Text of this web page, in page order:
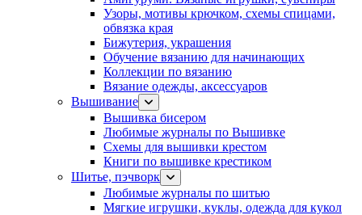
Узоры, мотивы крючком, схемы спицами,
обвязка края
Бижутерия, украшения
Обучение вязанию для начинающих
Коллекции по вязанию
Вязание одежды, аксессуаров
Вышивание
Вышивка бисером
Любимые журналы по Вышивке
Схемы для вышивки крестом
Книги по вышивке крестиком
Шитье, пэчворк
Любимые журналы по шитью
Мягкие игрушки, куклы, одежда для кукол